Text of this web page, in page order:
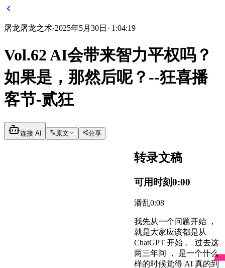
屠龙屠龙之术·2025年5月30日 · 1:04:19
Vol.62 AI会带来智力平权吗？
如果是，那然后呢？--狂喜播
客节-贰狂
连接 AI 原文 分享
转录文稿
可用时刻0:00
潘乱0:08
我先从一个问题开始 ，
就是大家应该都是从
ChatGPT 开始 。 过去这
两三年间 ， 是一个什么
样的时候觉得 AI 真的到